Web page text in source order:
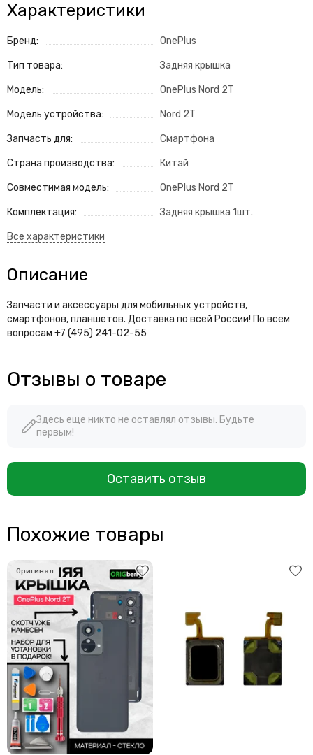
Характеристики
Бренд: OnePlus
Тип товара: Задняя крышка
Модель: OnePlus Nord 2T
Модель устройства: Nord 2T
Запчасть для: Смартфона
Страна производства: Китай
Совместимая модель: OnePlus Nord 2T
Комплектация: Задняя крышка 1шт.
Описание
Запчасти и аксессуары для мобильных устройств,
смартфонов, планшетов. Доставка по всей России! По всем
вопросам +7 (495) 241-02-55
Отзывы о товаре
Здесь еще никто не оставлял отзывы. Будьте
первым!
Оставить отзыв
Похожие товары